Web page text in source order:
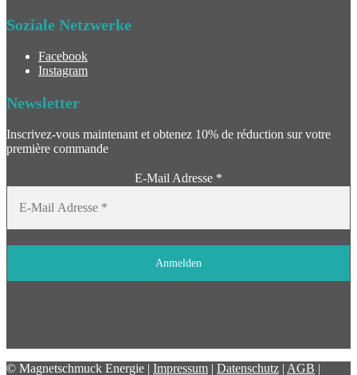
Soziale Netzwerke
Facebook
Instagram
Newsletter
Inscrivez-vous maintenant et obtenez 10% de réduction sur votre
première commande
E-Mail Adresse *
© Magnetschmuck Energie | Impressum | Datenschutz | AGB |